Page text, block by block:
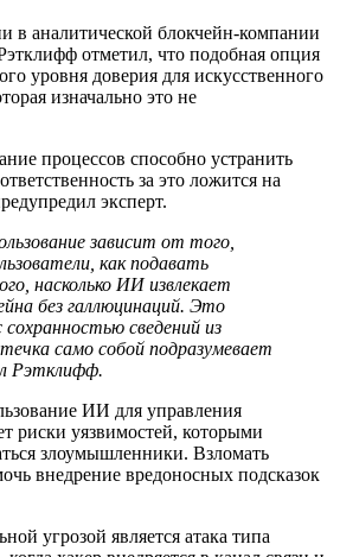
в аналитической блокчейн-компании
отметил, что подобная опция
уровня доверия для искусственного
изначально это не
процессов способно устранить
за это ложится на
эксперт.
зависит от того,
как подавать
насколько ИИ извлекает
без галлюцинаций. Это
сведений из
само собой подразумевает
Рэтклифф.
ИИ для управления
риски уязвимостей, которыми
злоумышленники. Взломать
внедрение вредоносных подсказок
угрозой является атака типа